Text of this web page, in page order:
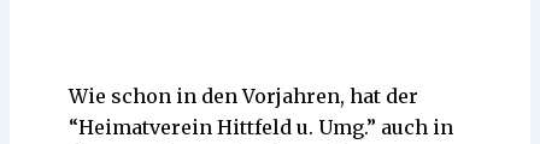
Wie schon in den Vorjahren, hat der
“Heimatverein Hittfeld u. Umg.” auch in